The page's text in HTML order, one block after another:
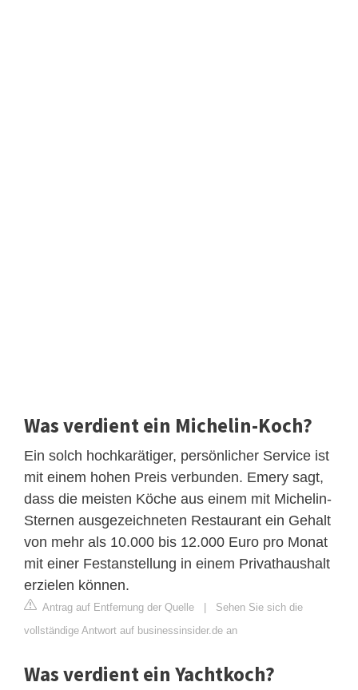
Was verdient ein Michelin-Koch?
Ein solch hochkarätiger, persönlicher Service ist
mit einem hohen Preis verbunden. Emery sagt,
dass die meisten Köche aus einem mit Michelin-
Sternen ausgezeichneten Restaurant ein Gehalt
von mehr als 10.000 bis 12.000 Euro pro Monat
mit einer Festanstellung in einem Privathaushalt
erzielen können.
Antrag auf Entfernung der Quelle | Sehen Sie sich die
vollständige Antwort auf businessinsider.de an
Was verdient ein Yachtkoch?